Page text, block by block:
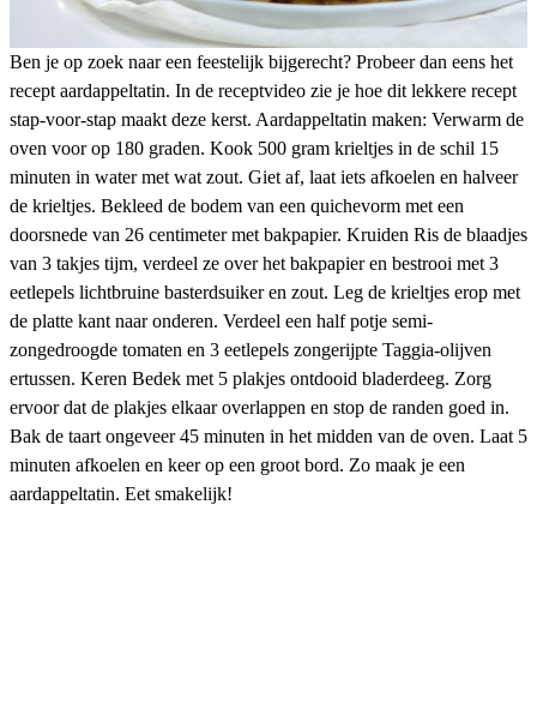
Ben je op zoek naar een feestelijk bijgerecht? Probeer dan eens het
recept aardappeltatin. In de receptvideo zie je hoe dit lekkere recept
stap-voor-stap maakt deze kerst. Aardappeltatin maken: Verwarm de
oven voor op 180 graden. Kook 500 gram krieltjes in de schil 15
minuten in water met wat zout. Giet af, laat iets afkoelen en halveer
de krieltjes. Bekleed de bodem van een quichevorm met een
doorsnede van 26 centimeter met bakpapier. Kruiden Ris de blaadjes
van 3 takjes tijm, verdeel ze over het bakpapier en bestrooi met 3
eetlepels lichtbruine basterdsuiker en zout. Leg de krieltjes erop met
de platte kant naar onderen. Verdeel een half potje semi-
zongedroogde tomaten en 3 eetlepels zongerijpte Taggia-olijven
ertussen. Keren Bedek met 5 plakjes ontdooid bladerdeeg. Zorg
ervoor dat de plakjes elkaar overlappen en stop de randen goed in.
Bak de taart ongeveer 45 minuten in het midden van de oven. Laat 5
minuten afkoelen en keer op een groot bord. Zo maak je een
aardappeltatin. Eet smakelijk!